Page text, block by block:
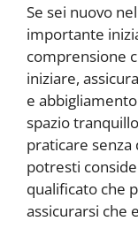
Se sei nuovo
importante
comprensione
iniziare,
e
spazio
praticare senza
potresti
qualificato che
assicurarsi che